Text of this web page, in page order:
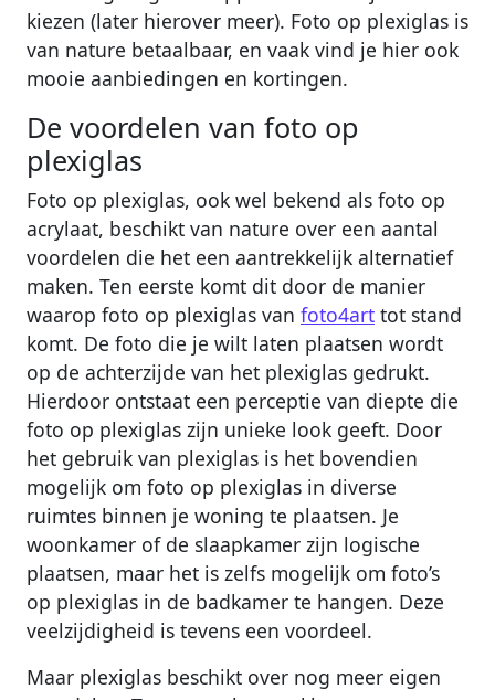
kiezen (later hierover meer). Foto op plexiglas is
van nature betaalbaar, en vaak vind je hier ook
mooie aanbiedingen en kortingen.
De voordelen van foto op
plexiglas
Foto op plexiglas, ook wel bekend als foto op
acrylaat, beschikt van nature over een aantal
voordelen die het een aantrekkelijk alternatief
maken. Ten eerste komt dit door de manier
waarop foto op plexiglas van foto4art tot stand
komt. De foto die je wilt laten plaatsen wordt
op de achterzijde van het plexiglas gedrukt.
Hierdoor ontstaat een perceptie van diepte die
foto op plexiglas zijn unieke look geeft. Door
het gebruik van plexiglas is het bovendien
mogelijk om foto op plexiglas in diverse
ruimtes binnen je woning te plaatsen. Je
woonkamer of de slaapkamer zijn logische
plaatsen, maar het is zelfs mogelijk om foto’s
op plexiglas in de badkamer te hangen. Deze
veelzijdigheid is tevens een voordeel.
Maar plexiglas beschikt over nog meer eigen